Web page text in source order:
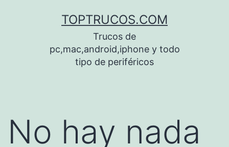
TOPTRUCOS.COM
Trucos de
pc,mac,android,iphone y todo
tipo de periféricos
No hay nada